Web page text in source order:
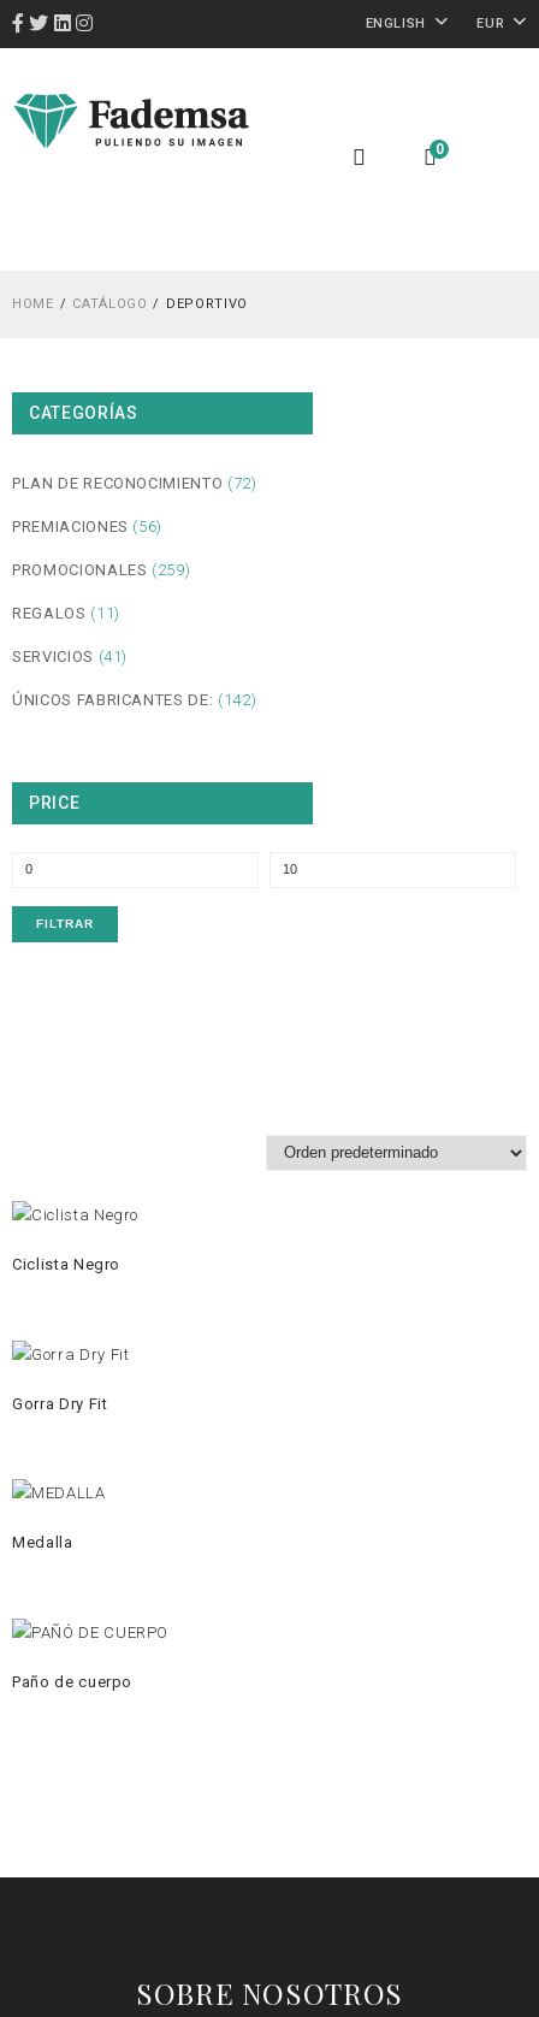
ENGLISH EUR
0
HOME CATÁLOGO DEPORTIVO
CATEGORÍAS
PLAN DE RECONOCIMIENTO (72)
PREMIACIONES (56)
PROMOCIONALES (259)
REGALOS (11)
SERVICIOS (41)
ÚNICOS FABRICANTES DE: (142)
PRICE
FILTRAR
Ciclista Negro
Gorra Dry Fit
Medalla
Paño de cuerpo
SOBRE NOSOTROS